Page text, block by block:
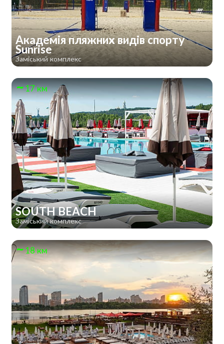
Академія пляжних видів спорту
Sunrise
Заміський комплекс
17 км
SOUTH BEACH
Заміський комплекс
18 км